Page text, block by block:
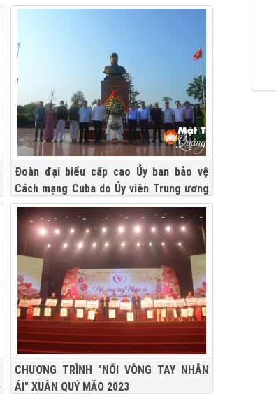
toàn dân tộc
Đoàn đại biểu cấp cao Ủy ban bảo vệ
Cách mạng Cuba do Ủy viên Trung ương
Đảng Cộng sản Cuba, Ủy viên Hội đồng
Nhà nước, Chủ tịch Ủy ban bảo vệ Cách
mạng Cuba Gerardo Hernandez Nordelo
làm trưởng đoàn thăm và làm việc tại
Quảng Trị
CHƯƠNG TRÌNH "NỐI VÒNG TAY NHÂN
ÁI" XUÂN QUÝ MÃO 2023